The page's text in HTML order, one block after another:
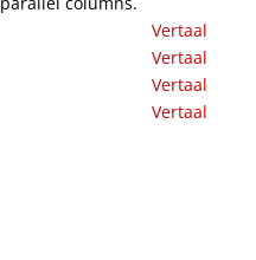
Vertaal
Vertaal
Vertaal
Vertaal